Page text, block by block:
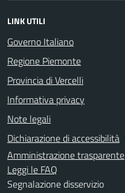
LINK UTILI
Governo Italiano
Regione Piemonte
Provincia di Vercelli
Informativa privacy
Note legali
Dichiarazione di accessibilità
Amministrazione trasparente
Leggi le FAQ
Segnalazione disservizio